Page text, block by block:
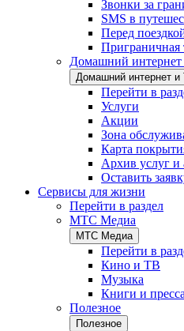
Звонки за
SMS в
Перед
Приграничная
Домашний
Домашний интернет и
Перейти в
Услуги
Акции
Зона
Карта
Архив услуг и
Оставить
Сервисы для жизни
Перейти в раздел
МТС Медиа
МТС Медиа
Перейти в
Кино и ТВ
Музыка
Книги и пресса
Полезное
Полезное